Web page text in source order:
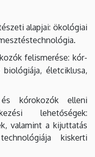
alapjai: ökológiai
felismerése: kór-
életciklusa,
kórokozók elleni
lehetőségek:
valamint a kijuttatás
kiskerti